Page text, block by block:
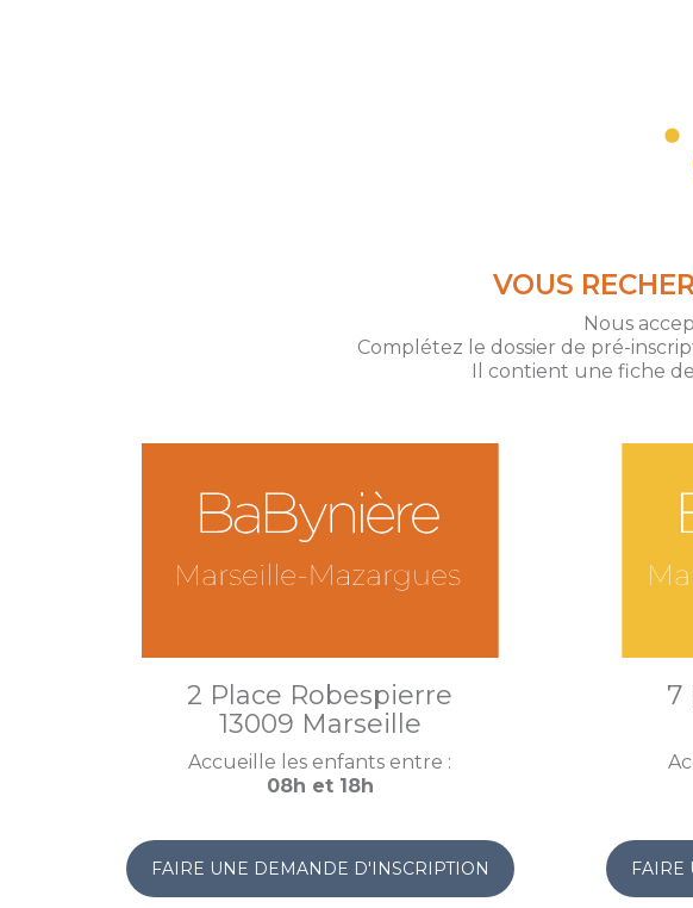
VOUS
Nous
Complétez le dossier de pré-
Il contient une fiche
2 Place Robespierre
13009 Marseille
Accueille les enfants entre :
08h et 18h
FAIRE UNE DEMANDE D'INSCRIPTION
7
FAIRE